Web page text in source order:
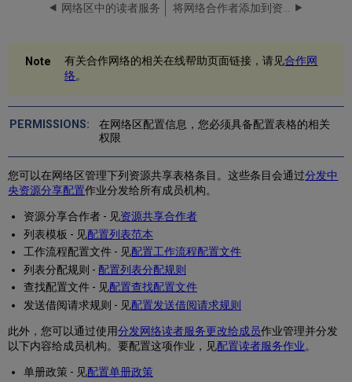
网络区中的读者服务
有关合作网络的相关在线帮助页面链接，请见合作网
络。
在网络区配置信息，您必须具备配置表格的相关
权限
您可以在网络区管理下列资源共享表格条目。这些条目会通过分发中
央资源分享配置作业分发给所有成员机构。
资源分享合作者 - 见资源共享合作者
列表模板 - 见配置列表范本
工作流程配置文件 - 见配置工作流程配置文件
列表分配规则 - 配置列表分配规则
查找配置文件 - 见配置查找配置文件
发送借阅请求规则 - 见配置发送借阅请求规则
此外，您可以通过使用分发网络读者服务更改给成员作业管理并分发
以下内容给成员机构。要配置这项作业，见配置读者服务作业。
单册政策 - 见配置单册政策